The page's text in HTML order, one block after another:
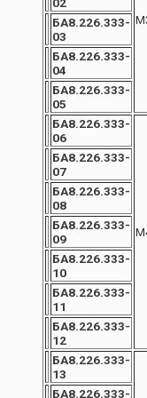
БА8.226.333-
03
БА8.226.333-
04
БА8.226.333-
05
БА8.226.333-
06
БА8.226.333-
07
БА8.226.333-
08
БА8.226.333-
09
БА8.226.333-
10
БА8.226.333-
11
БА8.226.333-
12
БА8.226.333-
13
БА8.226.333-